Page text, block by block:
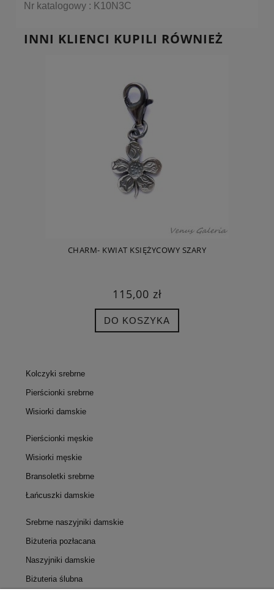
Nr katalogowy : K10N3C
INNI KLIENCI KUPILI RÓWNIEŻ
CHARM- KWIAT KSIĘŻYCOWY SZARY
115,00 zł
DO KOSZYKA
Kolczyki srebrne
Pierścionki srebrne
Wisiorki damskie
Pierścionki męskie
Wisiorki męskie
Bransoletki srebrne
Łańcuszki damskie
Srebrne naszyjniki damskie
Biżuteria pozłacana
Naszyjniki damskie
Biżuteria ślubna